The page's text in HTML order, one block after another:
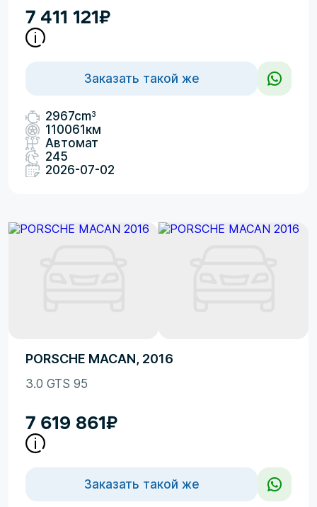
7 411 121₽
Заказать такой же
2967cm3
110061км
Автомат
245
2026-07-02
PORSCHE MACAN, 2016
3.0 GTS 95
7 619 861₽
Заказать такой же